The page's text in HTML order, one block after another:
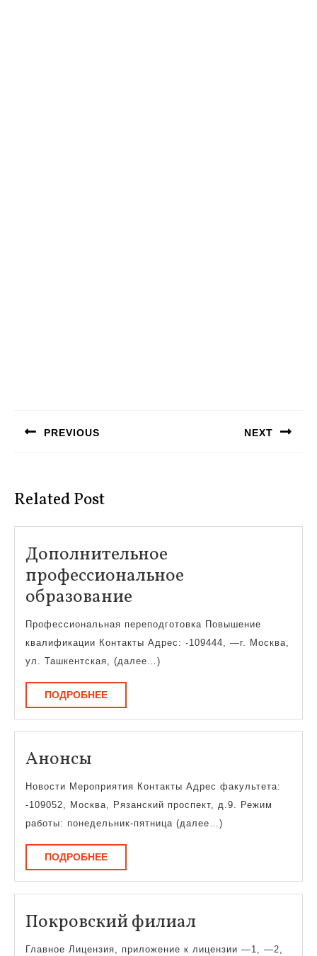
записям
PREVIOUS NEXT
Related Post
Дополнительное
профессиональное
образование
профессиональное
образование
Профессиональная переподготовка Повышение
квалификации Контакты Адрес: -109444, —г. Москва,
ул. Ташкентская, (далее…)
ПОДРОБНЕЕПОДРОБНЕЕ
Анонсы
Новости Мероприятия Контакты Адрес факультета:
-109052, Москва, Рязанский проспект, д.9. Режим
работы: понедельник-пятница (далее…)
ПОДРОБНЕЕПОДРОБНЕЕ
Покровский филиал
филиал
Главное Лицензия, приложение к лицензии —1, —2,